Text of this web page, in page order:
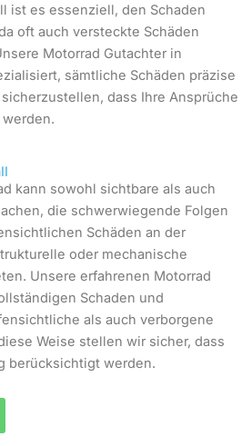
ist es essenziell, den Schaden
oft auch versteckte Schäden
Motorrad Gutachter in
sämtliche Schäden präzise
dass Ihre Ansprüche
kann sowohl sichtbare als auch
die schwerwiegende Folgen
Schäden an der
oder mechanische
Unsere erfahrenen Motorrad
Schaden und
als auch verborgene
Weise stellen wir sicher, dass
berücksichtigt werden.